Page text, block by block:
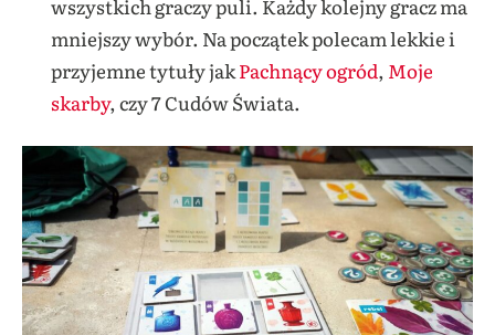
wszystkich graczy puli. Każdy kolejny gracz ma
mniejszy wybór. Na początek polecam lekkie i
przyjemne tytuły jakPachnący ogród, Moje
skarby, czy 7 Cudów Świata.